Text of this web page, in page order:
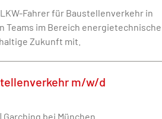
Fahrer für Baustellenverkehr in
Teams im Bereich energietechnische
Zukunft mit.
m/w/d
| Garching bei München